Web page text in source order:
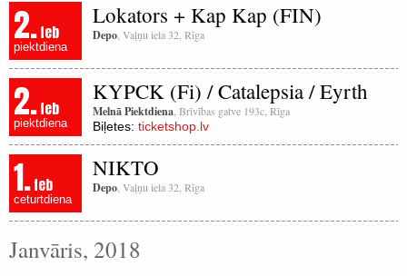
2.feb
piektdiena
Lokators + Kap Kap (FIN)
Depo , Vaļņu iela 32, Rīga
2.feb
piektdiena
KYPCK (Fi) / Catalepsia / Eyrth
Melnā Piektdiena , Brīvības gatve 193c, Rīga
Biļetes: ticketshop.lv
1.feb
ceturtdiena
NIKTO
Depo , Vaļņu iela 32, Rīga
Janvāris, 2018